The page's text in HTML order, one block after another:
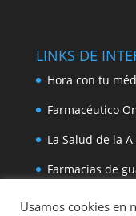
LINKS DE
Hora con tu
Farmacéutico
La Salud de la A
Farmacias de
Usamos cookies en